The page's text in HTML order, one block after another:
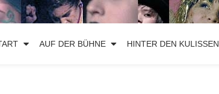
AUF DER BÜHNE HINTER DEN KULISSEN